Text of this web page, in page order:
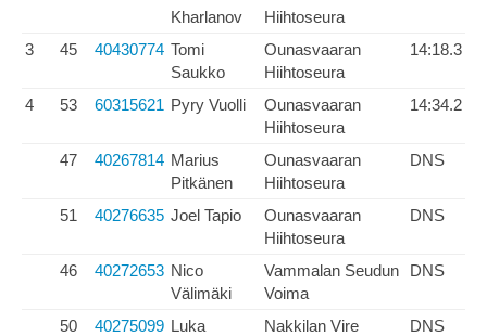
Kharlanov
Hiihtoseura
3 45 40430774 Tomi
Saukko
Ounasvaaran
Hiihtoseura
14:18.3
4 53 60315621 Pyry Vuolli
Ounasvaaran
Hiihtoseura
14:34.2
47 40267814 Marius
Pitkänen
Ounasvaaran
Hiihtoseura
DNS
51 40276635 Joel Tapio
Ounasvaaran
Hiihtoseura
DNS
46 40272653 Nico
Välimäki
Vammalan Seudun
Voima
DNS
50 40275099 Luka
Nakkilan Vire DNS